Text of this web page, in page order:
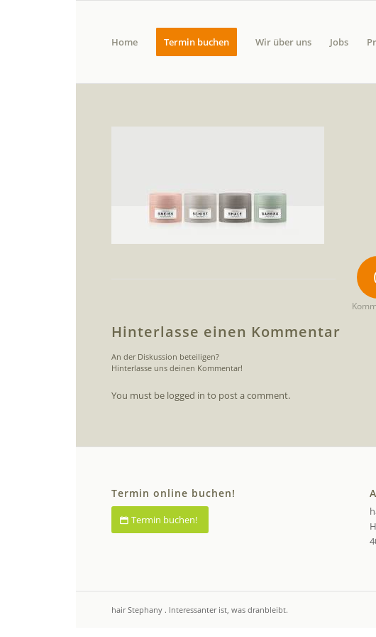
Home Termin buchen Wir über uns Jobs
Hinterlasse einen Kommentar
An der Diskussion beteiligen?
Hinterlasse uns deinen Kommentar!
You must be logged in to post a comment.
Termin online buchen!
Termin buchen!
hair Stephany . Interessanter ist, was dranbleibt.